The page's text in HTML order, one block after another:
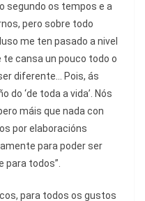
segundo os tempos e a
pero sobre todo
me ten pasado a nivel
cansa un pouco todo o
diferente… Pois, ás
do ‘de toda a vida’. Nós
máis que nada con
por elaboracións
para poder ser
para todos”.
para todos os gustos